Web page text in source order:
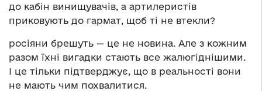
до кабін винищувачів, а артилеристів
приковують до гармат, щоб ті не втекли?
росіяни брешуть — це не новина. Але з кожним
разом їхні вигадки стають все жалюгіднішими.
І це тільки підтверджує, що в реальності вони
не мають чим похвалитися.